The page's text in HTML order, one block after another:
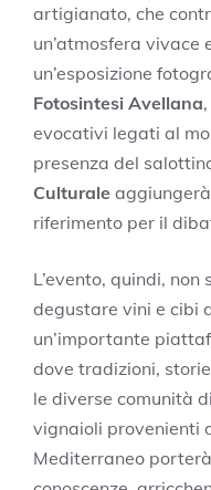
artigianato, che
un’atmosfera vivace
un’esposizione
Fotosintesi Avellana
evocativi legati al
presenza del
Culturale
riferimento per il
L’evento, quindi,
degustare vini e cibi
un’importante
dove tradizioni,
le diverse comunità
vignaioli provenienti
Mediterraneo